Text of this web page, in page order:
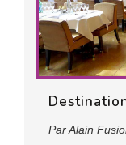
Par Alain